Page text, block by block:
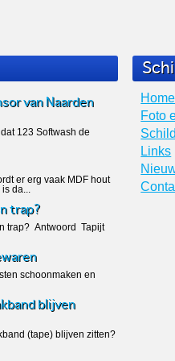
van Naarden
123 Softwash de
er erg vaak MDF hout
da...
trap?
trap? Antwoord Tapijt
schoonmaken en
blijven
(tape) blijven zitten?
Home
Foto
Links